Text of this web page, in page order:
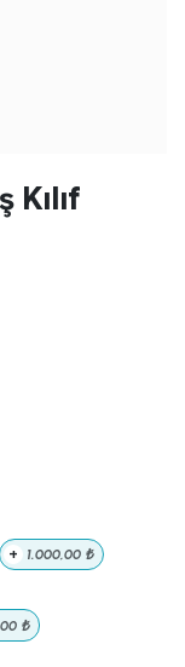
Kılıf
+ 1.000,00 ₺
₺